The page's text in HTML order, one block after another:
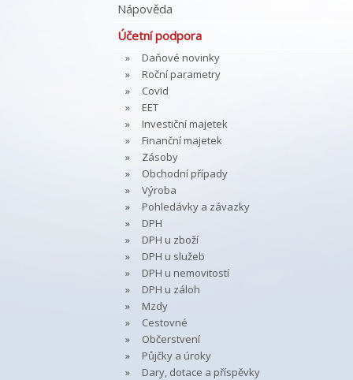
Nápověda
Účetní podpora
Daňové novinky
Roční parametry
Covid
EET
Investiční majetek
Finanční majetek
Zásoby
Obchodní případy
Výroba
Pohledávky a závazky
DPH
DPH u zboží
DPH u služeb
DPH u nemovitostí
DPH u záloh
Mzdy
Cestovné
Občerstvení
Půjčky a úroky
Dary, dotace a příspěvky